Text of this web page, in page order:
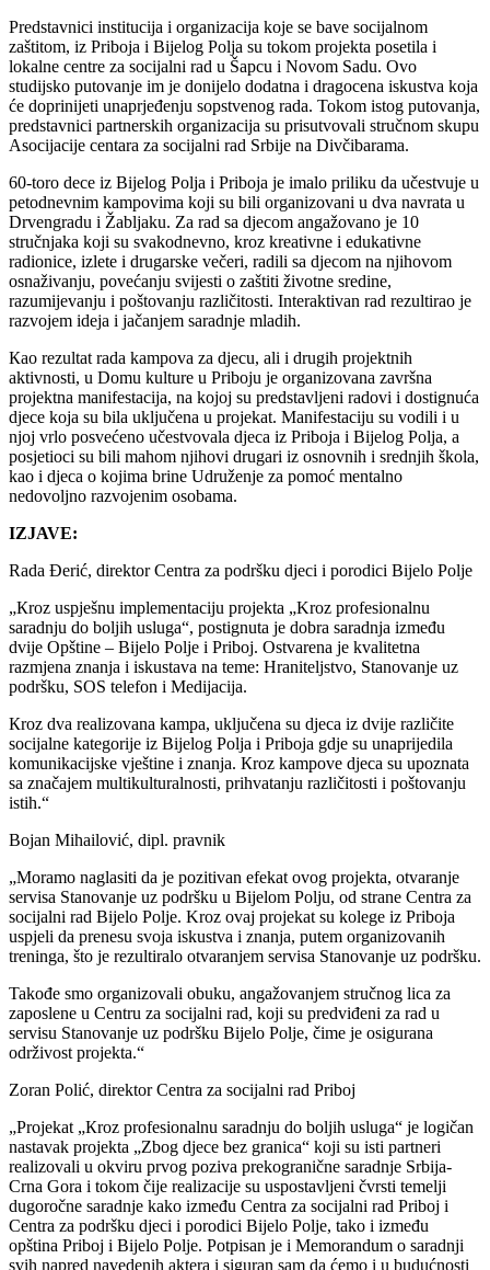
Predstavnici institucija i organizacija koje se bave socijalnom
zaštitom, iz Priboja i Bijelog Polja su tokom projekta posetila i
lokalne centre za socijalni rad u Šapcu i Novom Sadu. Ovo
studijsko putovanje im je donijelo dodatna i dragocena iskustva koja
će doprinijeti unaprjeđenju sopstvenog rada. Tokom istog putovanja,
predstavnici partnerskih organizacija su prisutvovali stručnom skupu
Asocijacije centara za socijalni rad Srbije na Divčibarama.
60-toro dece iz Bijelog Polja i Priboja je imalo priliku da učestvuje u
petodnevnim kampovima koji su bili organizovani u dva navrata u
Drvengradu i Žabljaku. Za rad sa djecom angažovano je 10
stručnjaka koji su svakodnevno, kroz kreativne i edukativne
radionice, izlete i drugarske večeri, radili sa djecom na njihovom
osnaživanju, povećanju svijesti o zaštiti životne sredine,
razumijevanju i poštovanju različitosti. Interaktivan rad rezultirao je
razvojem ideja i jačanjem saradnje mladih.
Кao rezultat rada kampova za djecu, ali i drugih projektnih
aktivnosti, u Domu kulture u Priboju je organizovana završna
projektna manifestacija, na kojoj su predstavljeni radovi i dostignuća
djece koja su bila uključena u projekat. Manifestaciju su vodili i u
njoj vrlo posvećeno učestvovala djeca iz Priboja i Bijelog Polja, a
posjetioci su bili mahom njihovi drugari iz osnovnih i srednjih škola,
kao i djeca o kojima brine Udruženje za pomoć mentalno
nedovoljno razvojenim osobama.
IZJAVE:
Rada Đerić, direktor Centra za podršku djeci i porodici Bijelo Polje
„Кroz uspješnu implementaciju projekta „Kroz profesionalnu
saradnju do boljih usluga“, postignuta je dobra saradnja između
dvije Opštine – Bijelo Polje i Priboj. Ostvarena je kvalitetna
razmjena znanja i iskustava na teme: Hraniteljstvo, Stanovanje uz
podršku, SOS telefon i Medijacija.
Кroz dva realizovana kampa, uključena su djeca iz dvije različite
socijalne kategorije iz Bijelog Polja i Priboja gdje su unaprijedila
komunikacijske vještine i znanja. Кroz kampove djeca su upoznata
sa značajem multikulturalnosti, prihvatanju različitosti i poštovanju
istih.“
Bojan Mihailović, dipl. pravnik
„Moramo naglasiti da je pozitivan efekat ovog projekta, otvaranje
servisa Stanovanje uz podršku u Bijelom Polju, od strane Centra za
socijalni rad Bijelo Polje. Kroz ovaj projekat su kolege iz Priboja
uspjeli da prenesu svoja iskustva i znanja, putem organizovanih
treninga, što je rezultiralo otvaranjem servisa Stanovanje uz podršku.
Takođe smo organizovali obuku, angažovanjem stručnog lica za
zaposlene u Centru za socijalni rad, koji su predviđeni za rad u
servisu Stanovanje uz podršku Bijelo Polje, čime je osigurana
održivost projekta.“
Zoran Polić, direktor Centra za socijalni rad Priboj
„Projekat „Кroz profesionalnu saradnju do boljih usluga“ je logičan
nastavak projekta „Zbog djece bez granica“ koji su isti partneri
realizovali u okviru prvog poziva prekogranične saradnje Srbija-
Crna Gora i tokom čije realizacije su uspostavljeni čvrsti temelji
dugoročne saradnje kako između Centra za socijalni rad Priboj i
Centra za podršku djeci i porodici Bijelo Polje, tako i između
opština Priboj i Bijelo Polje. Potpisan je i Memorandum o saradnji
svih napred navedenih aktera i siguran sam da ćemo i u budućnosti